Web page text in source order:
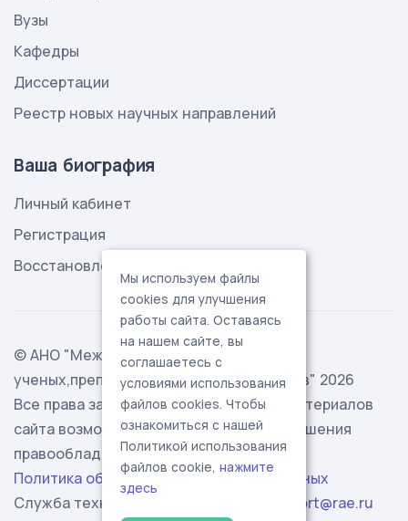
Вузы
Кафедры
Диссертации
Реестр новых научных направлений
Ваша биография
Личный кабинет
Регистрация
Восстановление пароля
© АНО "Международная ассоциация
ученых,преподавателей и специалистов" 2026
Все права защищены. Использование материалов
сайта возможно исключительно с разрешения
правообладателя.
Политика обработки персональных данных
Служба технической поддержки -
support@rae.ru
Мы используем файлы
cookies для улучшения
работы сайта. Оставаясь
на нашем сайте, вы
соглашаетесь с
условиями использования
файлов cookies. Чтобы
ознакомиться с нашей
Политикой использования
файлов cookie, нажмите
здесь